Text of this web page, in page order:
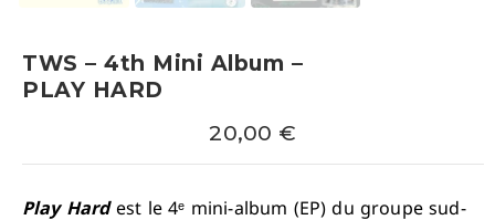
TWS – 4th Mini Album –
PLAY HARD
20,00 €
Play Hardest le 4ᵉ mini-album (EP) du groupe sud-